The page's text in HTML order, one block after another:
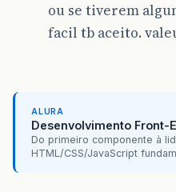
ou se tiverem
facil tb aceito.
ALURA
Desenvolvimento Front-
Do primeiro componente à
HTML/CSS/JavaScript